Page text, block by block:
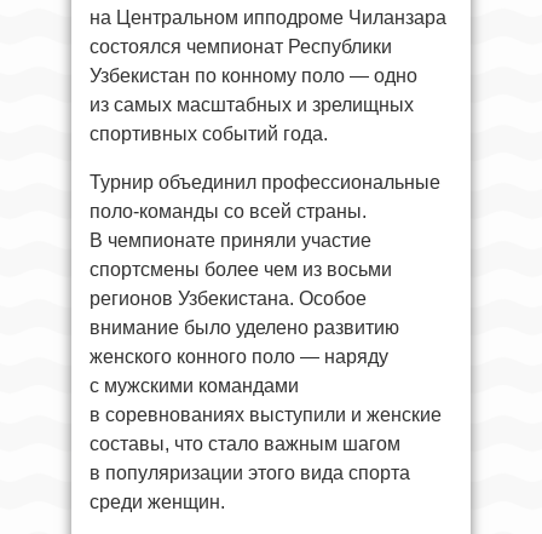
на Центральном ипподроме Чиланзара
состоялся чемпионат Республики
Узбекистан по конному поло — одно
из самых масштабных и зрелищных
спортивных событий года.
Турнир объединил профессиональные
поло-команды со всей страны.
В чемпионате приняли участие
спортсмены более чем из восьми
регионов Узбекистана. Особое
внимание было уделено развитию
женского конного поло — наряду
с мужскими командами
в соревнованиях выступили и женские
составы, что стало важным шагом
в популяризации этого вида спорта
среди женщин.